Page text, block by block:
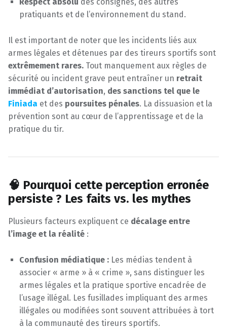
pratiquants et de l’environnement du stand.
Il est important de noter que les incidents liés aux
armes légales et détenues par des tireurs sportifs sont
extrêmement rares. Tout manquement aux règles de
sécurité ou incident grave peut entraîner un retrait
immédiat d’autorisation, des sanctions tel que le
Finiada et des poursuites pénales. La dissuasion et la
prévention sont au cœur de l’apprentissage et de la
pratique du tir.
🧠 Pourquoi cette perception erronée
persiste ? Les faits vs. les mythes
Plusieurs facteurs expliquent ce décalage entre
l’image et la réalité :
Confusion médiatique : Les médias tendent à
associer « arme » à « crime », sans distinguer les
armes légales et la pratique sportive encadrée de
l’usage illégal. Les fusillades impliquant des armes
illégales ou modifiées sont souvent attribuées à tort
à la communauté des tireurs sportifs.